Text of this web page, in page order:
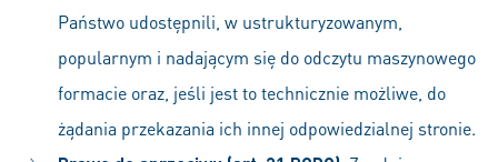
Państwo udostępnili, w ustrukturyzowanym,
popularnym i nadającym się do odczytu maszynowego
formacie oraz, jeśli jest to technicznie możliwe, do
żądania przekazania ich innej odpowiedzialnej stronie.